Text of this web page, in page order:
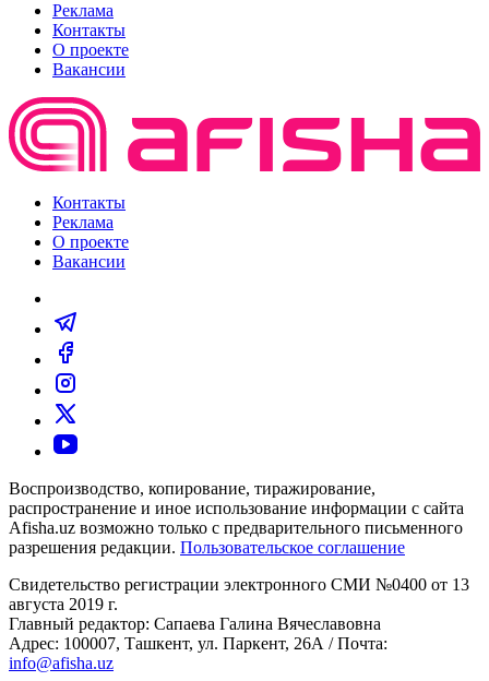
Реклама
Контакты
О проекте
Вакансии
Контакты
Реклама
О проекте
Вакансии
Воспроизводство, копирование, тиражирование,
распространение и иное использование информации с сайта
Afisha.uz возможно только с предварительного письменного
разрешения редакции. Пользовательское соглашение
Свидетельство регистрации электронного СМИ №0400 от 13
августа 2019 г.
Главный редактор: Сапаева Галина Вячеславовна
Адрес: 100007, Ташкент, ул. Паркент, 26А / Почта:
info@afisha.uz